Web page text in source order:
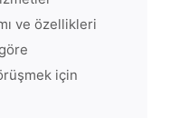
ve özellikleri
için